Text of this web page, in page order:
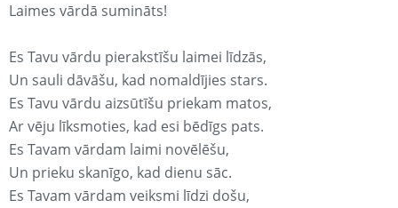
Laimes vārdā sumināts!
Es Tavu vārdu pierakstīšu laimei līdzās,
Un sauli dāvāšu, kad nomaldījies stars.
Es Tavu vārdu aizsūtīšu priekam matos,
Ar vēju līksmoties, kad esi bēdīgs pats.
Es Tavam vārdam laimi novēlēšu,
Un prieku skanīgo, kad dienu sāc.
Es Tavam vārdam veiksmi līdzi došu,